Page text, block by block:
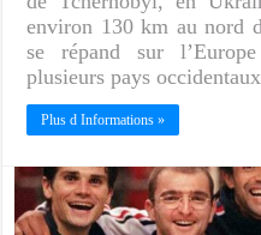
environ 130 km au nord
se répand sur
plusieurs pays
Plus d Informations »